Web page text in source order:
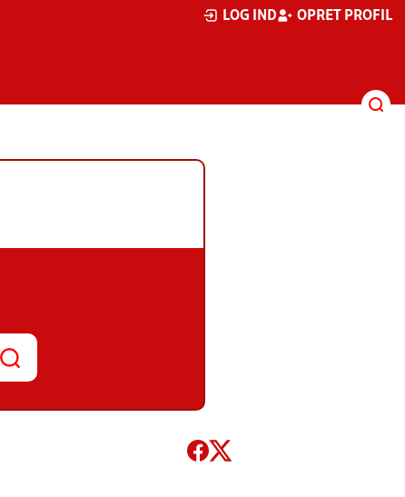
LOG IND OPRET PROFIL